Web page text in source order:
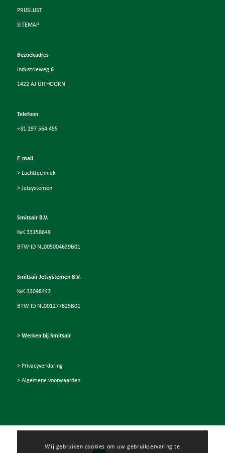
PRIJSLIJST
SITEMAP
Bezoekadres
Industrieweg 6
1422 AJ UITHOORN
Telefoon
+31 297 564 455
E-mail
> Luchttechniek
> Jetsystemen
Smitsair B.V.
KvK 33158649
BTW-ID NL005004639B01
Smitsair Jetsystemen B.V.
KvK 33098443
BTW-ID NL001277625B01
> Werken bij Smitsair
> Privacyverklaring
> Algemene voorwaarden
Wij gebruiken cookies om uw gebruikservaring te